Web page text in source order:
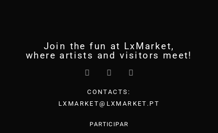
Join the fun at LxMarket,
where artists and visitors meet!
CONTACTS:
LXMARKET@LXMARKET.PT
PARTICIPAR